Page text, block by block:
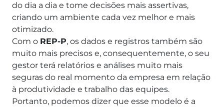
do dia a dia e tome decisões mais assertivas,
criando um ambiente cada vez melhor e mais
otimizado.
Com o REP-P, os dados e registros também são
muito mais precisos e, consequentemente, o seu
gestor terá relatórios e análises muito mais
seguras do real momento da empresa em relação
à produtividade e trabalho das equipes.
Portanto, podemos dizer que esse modelo é a